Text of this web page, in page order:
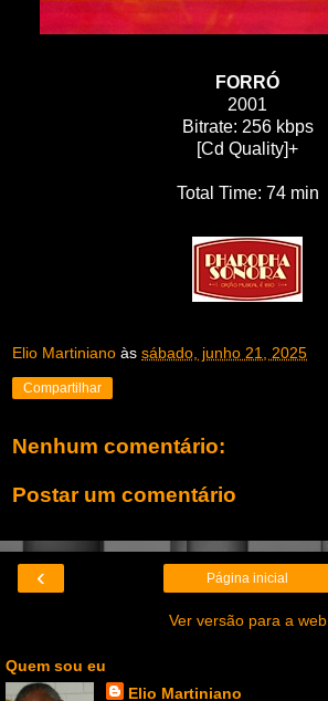
FORRÓ
2001
Bitrate: 256 kbps
[Cd Quality]+
Total Time: 74 min
Elio Martiniano às sábado, junho 21, 2025
Compartilhar
Nenhum comentário:
Postar um comentário
‹ Página inicial
Ver versão para a web
Quem sou eu
Elio Martiniano